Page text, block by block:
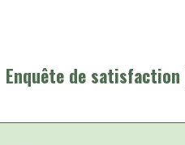
Enquête de